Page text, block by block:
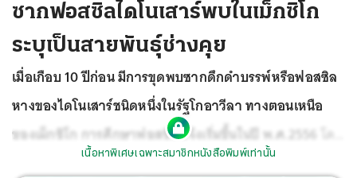
ซากฟอสซิลไดโนเสาร์พบในเม็กซิโก
ระบุเป็นสายพันธุ์ช่างคุย
เมื่อเกือบ 10 ปีก่อน มีการขุดพบซากดึกดำบรรพ์หรือฟอสซิล
หางของไดโนเสาร์ชนิดหนึ่งในรัฐโกอาวีลา ทางตอนเหนือ
ของเม็กซิโก การศึกษาฟอสซิลนี้จึงเริ่มขึ้นในปี พ.ศ.2556 โดย
นักบรรพชีวินวิทยาจากสถาบันมานุษยวิทยาและประวัติศาสตร์
เนื้อหาพิเศษเฉพาะสมาชิกหนังสือพิมพ์เท่านั้น